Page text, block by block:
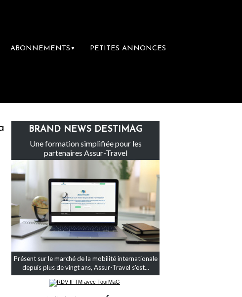
ABONNEMENTS ▼ PETITES ANNONCES
Le groupe Sainte-Claire rachète Eden Tour
BRAND NEWS DESTIMAG
Une formation simplifiée pour les
partenaires Assur-Travel
Présent sur le marché de la mobilité internationale
depuis plus de vingt ans, Assur-Travel s'est...